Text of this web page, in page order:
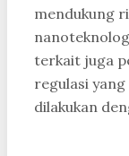
mendukung
terkait juga
regulasi
dilakukan